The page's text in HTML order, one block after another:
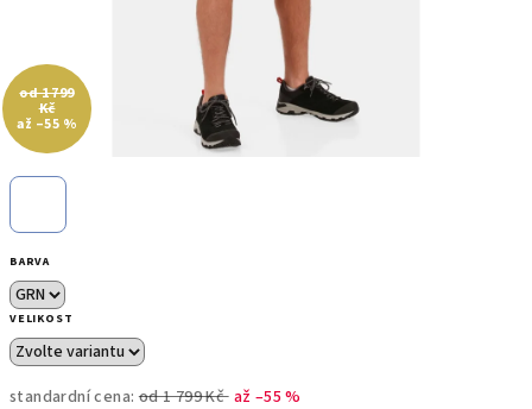
BARVA
VELIKOST
standardní cena: od 1 799 Kč až –55 %
od 1 799
Kč
až –55 %